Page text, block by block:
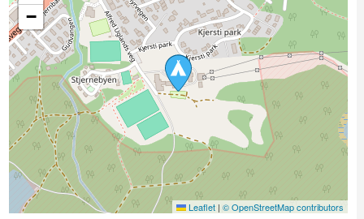
−
Leaflet | © OpenStreetMap contributors